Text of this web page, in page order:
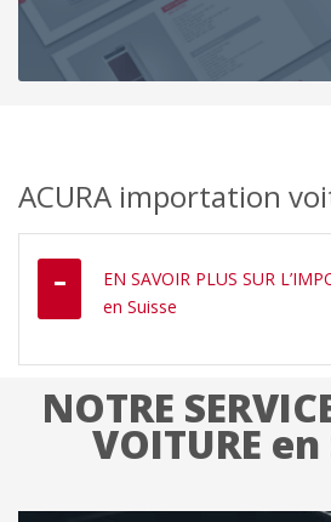
ACURA importation
EN SAVOIR PLUS SUR
en Suisse
NOTRE
VOITURE